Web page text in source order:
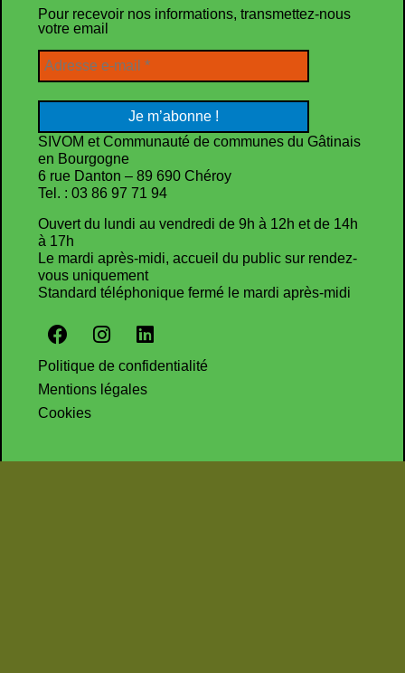
Pour recevoir nos informations, transmettez-nous
votre email
SIVOM et Communauté de communes du Gâtinais
en Bourgogne
6 rue Danton – 89 690 Chéroy
Tel. : 03 86 97 71 94
Ouvert du lundi au vendredi de 9h à 12h et de 14h
à 17h
Le mardi après-midi, accueil du public sur rendez-
vous uniquement
Standard téléphonique fermé le mardi après-midi
Politique de confidentialité
Mentions légales
Cookies